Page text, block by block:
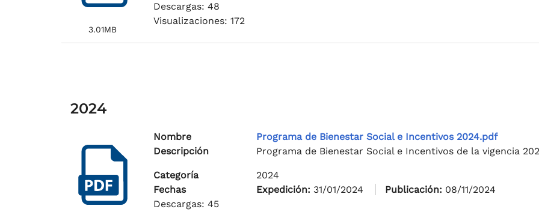
3.01MB
Descargas: 48
Visualizaciones: 172
2024
Nombre
Programa de Bienestar Social e Incentivos 2024.pdf
Descripción
Programa de Bienestar Social e Incentivos de la vigencia
Categoría
2024
Fechas
Expedición: 31/01/2024 Publicación: 08/11/2024
Descargas: 45